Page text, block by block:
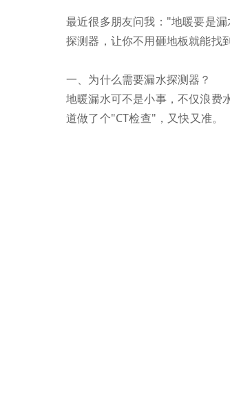
最近很多朋友问我："地暖要是
探测器，让你不用砸地板就能找
一、为什么需要漏水探测器？
地暖漏水可不是小事，不仅浪费
道做了个"CT检查"，又快又准。